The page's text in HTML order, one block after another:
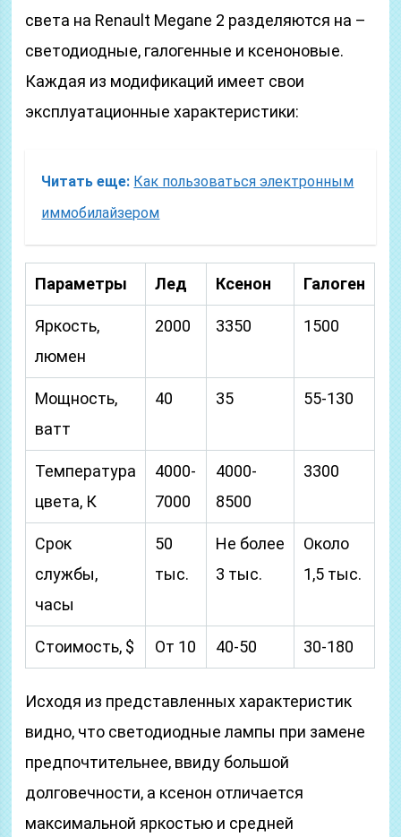
света на Renault Megane 2 разделяются на –
светодиодные, галогенные и ксеноновые.
Каждая из модификаций имеет свои
эксплуатационные характеристики:
Читать еще: Как пользоваться электронным
иммобилайзером
Параметры Лед Ксенон Галоген
Яркость,
люмен
2000 3350 1500
Мощность,
ватт
40 35 55-130
Температура
цвета, К
4000-
7000
4000-
8500
3300
Срок
службы,
часы
50
тыс.
Не более
3 тыс.
Около
1,5 тыс.
Стоимость, $ От 10 40-50 30-180
Исходя из представленных характеристик
видно, что светодиодные лампы при замене
предпочтительнее, ввиду большой
долговечности, а ксенон отличается
максимальной яркостью и средней